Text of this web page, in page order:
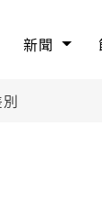
新聞